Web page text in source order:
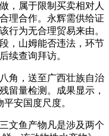
，属于限制买卖相对人
理合作。永辉需供给证
行为无合理贸易来由。
，山姆能否违法，环节
续查询拜访。
，送至广西壮族自治
留量检测。成果显示，
安国度尺度。
鱼产物凡是涉及两个